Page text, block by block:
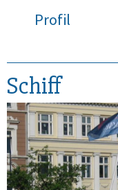
Profil
Schiff